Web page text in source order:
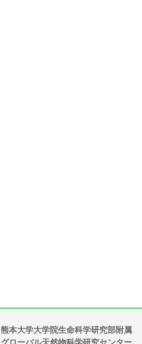
熊本大学大学院生命科学研究部附属